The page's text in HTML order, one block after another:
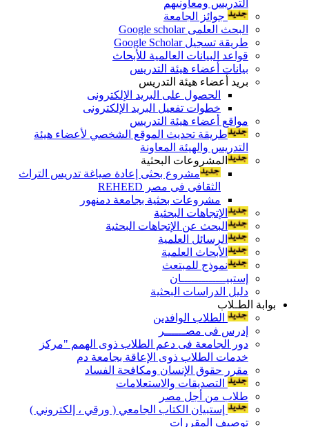
التدريس ومعاونيهم
جوائز الجامعة
البحث العلمى Google scholar
طريقة تسجيل Google Scholar
قواعد البيانات العالمية للأبحاث
بيانات أعضاء هيئة التدريس
بريد أعضاء هيئة التدريس
الحصول على البريد الإلكترونى
خطوات تفعيل البريد الإلكترونى
مواقع أعضاء هيئة التدريس
طريقة تحديث الموقع الشخصي لأعضاء هيئة
التدريس والهيئة المعاونة
المشروعات البحثية
مشروع بحثى إعادة صياغة تدريس التراث
الثقافى فى مصر REHEED
مشروعات بحثية بجامعة دمنهور
الإتجاهات البحثية
البحث عن الإتجاهات البحثية
الرسائل العلمية
الأبحاث العلمية
نموذج للمبتعث
إستبيـــــــــــــان
دليل الدراسات البحثية
بوابة الطـلاب
الطلاب الوافدين
إدرس فى مصــــــر
دور الجامعة فى دعم الطلاب ذوى الهمم "مركز
خدمات الطلاب ذوى الإعاقة بجامعة دم
مقرر حقوق الإنسان ومكافحة الفساد
التصديقات والاستعلامات
طلاب من أجل مصر
إستبيان الكتاب الجامعي ( ورقي ، إلكتروني )
توصيف المقررات